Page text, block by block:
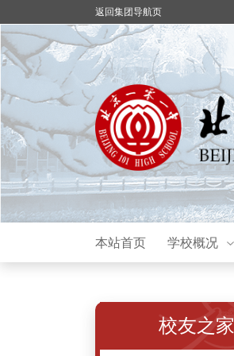
返回集团导航页
本站首页 学校概况
校友之家